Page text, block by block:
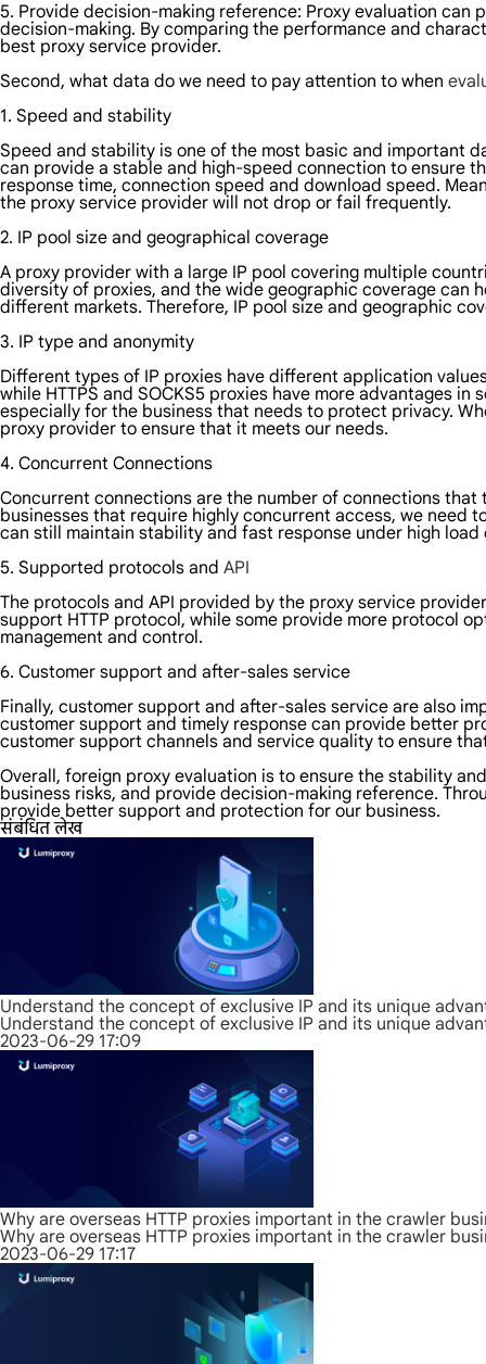
5. Provide decision-making reference: Proxy evaluation
decision-making. By comparing the performance and
best proxy service provider.
Second, what data do we need to pay attention to when
1. Speed and stability
Speed and stability is one of the most basic and important
can provide a stable and high-speed connection to ensure
response time, connection speed and download speed.
the proxy service provider will not drop or fail frequently.
2. IP pool size and geographical coverage
A proxy provider with a large IP pool covering multiple
diversity of proxies, and the wide geographic coverage can
different markets. Therefore, IP pool size and geographic
3. IP type and anonymity
Different types of IP proxies have different application
while HTTPS and SOCKS5 proxies have more advantages
especially for the business that needs to protect privacy.
proxy provider to ensure that it meets our needs.
4. Concurrent Connections
Concurrent connections are the number of connections
businesses that require highly concurrent access, we need
can still maintain stability and fast response under high load
5. Supported protocols and API
The protocols and API provided by the proxy service
support HTTP protocol, while some provide more protocol
management and control.
6. Customer support and after-sales service
Finally, customer support and after-sales service are also
customer support and timely response can provide better
customer support channels and service quality to ensure
Overall, foreign proxy evaluation is to ensure the stability
business risks, and provide decision-making reference.
provide better support and protection for our business.
संबंधित लेख
Understand the concept of exclusive IP and its unique
Understand the concept of exclusive IP and its unique
2023-06-29 17:09
Why are overseas HTTP proxies important in the crawler
Why are overseas HTTP proxies important in the crawler
2023-06-29 17:17